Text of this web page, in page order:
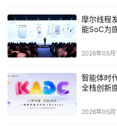
算力迈向更高质量、更高效能
本文来源于DOIT传媒，文章内
摩尔线程
能SoC为
2026年05月
智能体时
全栈创新
2026年05月